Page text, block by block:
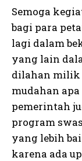
Semoga
bagi para
lagi dalam
yang lain
dilahan milik
mudahan
pemerintah
program
yang lebih
karena ada